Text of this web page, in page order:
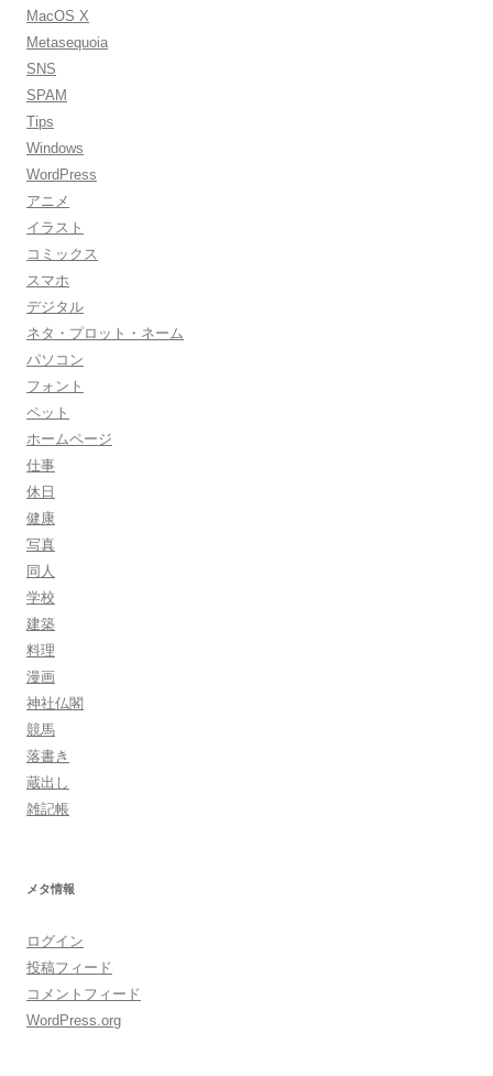
MacOS X
Metasequoia
SNS
SPAM
Tips
Windows
WordPress
アニメ
イラスト
コミックス
スマホ
デジタル
ネタ・プロット・ネーム
パソコン
フォント
ペット
ホームページ
仕事
休日
健康
写真
同人
学校
建築
料理
漫画
神社仏閣
競馬
落書き
蔵出し
雑記帳
メタ情報
ログイン
投稿フィード
コメントフィード
WordPress.org